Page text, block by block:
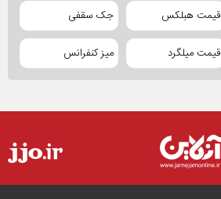
قیمت هبلکس جک سقفی
قیمت میلگرد میز کنفرانس